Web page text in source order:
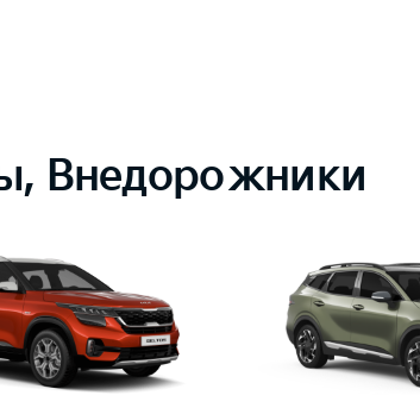
Внедорожники